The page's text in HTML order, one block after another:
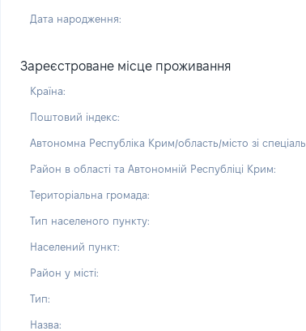
Дата народження:
Зареєстроване місце проживання
Країна:
Поштовий індекс:
Автономна Республіка Крим/область/місто зі
Район в області та Автономній Республіці Крим:
Територіальна громада:
Тип населеного пункту:
Населений пункт:
Район у місті:
Тип:
Назва: